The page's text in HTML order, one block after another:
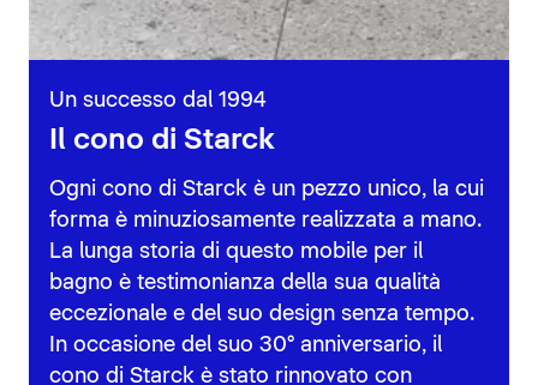
Un successo dal 1994
Il cono di Starck
Ogni cono di Starck è un pezzo unico, la cui
forma è minuziosamente realizzata a mano.
La lunga storia di questo mobile per il
bagno è testimonianza della sua qualità
eccezionale e del suo design senza tempo.
In occasione del suo 30° anniversario, il
cono di Starck è stato rinnovato con